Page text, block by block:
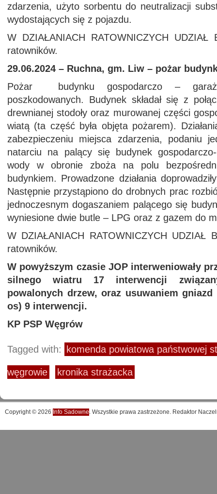
zdarzenia, użyto sorbentu do neutralizacji
wydostających się z pojazdu.
W DZIAŁANIACH RATOWNICZYCH
ratowników.
29.06.2024 – Ruchna, gm. Liw – pożar
Pożar budynku gospodarczo –
poszkodowanych. Budynek składał się z
drewnianej stodoły oraz murowanej części
wiatą (ta część była objęta pożarem).
zabezpieczeniu miejsca zdarzenia, podaniu
natarciu na palący się budynek
wody w obronie zboża na polu
budynkiem. Prowadzone działania
Następnie przystąpiono do drobnych prac
jednoczesnym dogaszaniem palącego się
wyniesione dwie butle – LPG oraz z gazem do
W DZIAŁANIACH RATOWNICZYCH UDZIAŁ
ratowników.
W powyższym czasie JOP interweniowały
silnego wiatru 17 interwencji
powalonych drzew, oraz usuwaniem
os) 9 interwencji.
KP PSP Węgrów
Tagged with: komenda powiatowa państwowej
węgrowie kronika strażacka
Copyright © 2026 Info Sadowne. Wszystkie prawa zastrzeżone. Redaktor